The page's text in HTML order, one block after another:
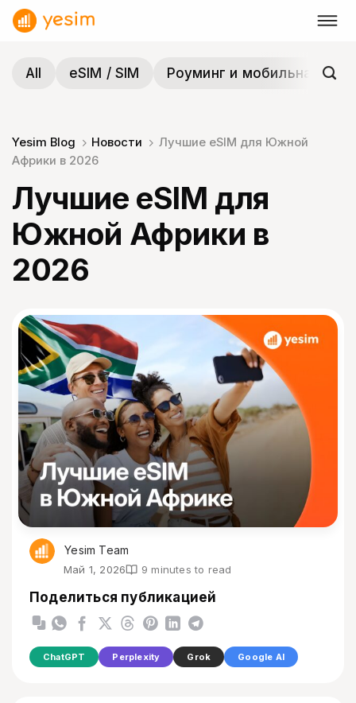
Skip
All
eSIM / SIM Роуминг и мобильная
Yesim Blog Новости
Лучшие eSIM для Южной
Африки в 2026
Лучшие eSIM для
Южной Африки в
2026
Yesim Team
Май 1, 2026 9 minutes to read
Поделиться публикацией
ChatGPT Perplexity Grok Google AI